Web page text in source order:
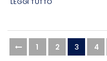
1 2 3 4